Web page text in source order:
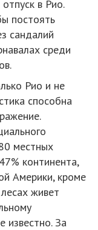
в Рио.
постоять
сандалий
среди
Рио и не
способна
местных
континента,
Америки, кроме
живет
известно. За